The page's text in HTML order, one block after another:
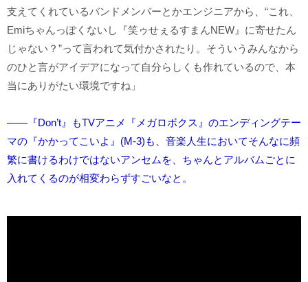
支えてくれているバンドメンバーとかエンジニアから、“これ、
Emiちゃんっぽくないし『笑ゥせぇるすまんNEW』に寄せたん
じゃない？”って言われて気付かされたり。そういうみんなから
のひと言がアイデアになって自分らしくも作れているので、本
当にありがたい環境ですね」
――『Don’t』もTVアニメ『メガロボクス』のエンディングテー
マの『かかってこいよ』(M-3)も、音楽人生においてそんなに頻
繁に書けるわけではないアンセムを、ちゃんとアルバムごとに
入れてくるのが相変わらずすごいなと。